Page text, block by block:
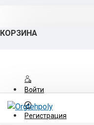
КОРЗИНА
Войти
Регистрация